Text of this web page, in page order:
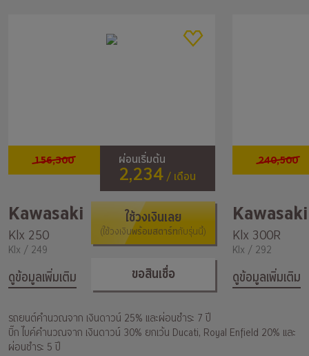
156,300 ผ่อนเริ่มต้น
2,234 / เดือน
Kawasaki
Klx 250
Klx / 249
ดูข้อมูลเพิ่มเติม
ใช้วงเงินเลย
(ใช้วงเงินพร้อมสตาร์ทกับรุ่นนี้)
ขอสินเชื่อ
240,500
Kawasaki
Klx 300R
Klx / 292
ดูข้อมูลเพิ่มเติม
รถยนต์คำนวณจาก เงินดาวน์ 25% และผ่อนชำระ 7 ปี
บิ๊ก ไบค์คำนวณจาก เงินดาวน์ 30% ยกเว้น Ducati, Royal Enfield 20% และ
ผ่อนชำระ 5 ปี